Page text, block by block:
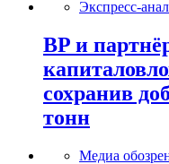
Экспресс-
BP и
сохранив
тонн
Медиа